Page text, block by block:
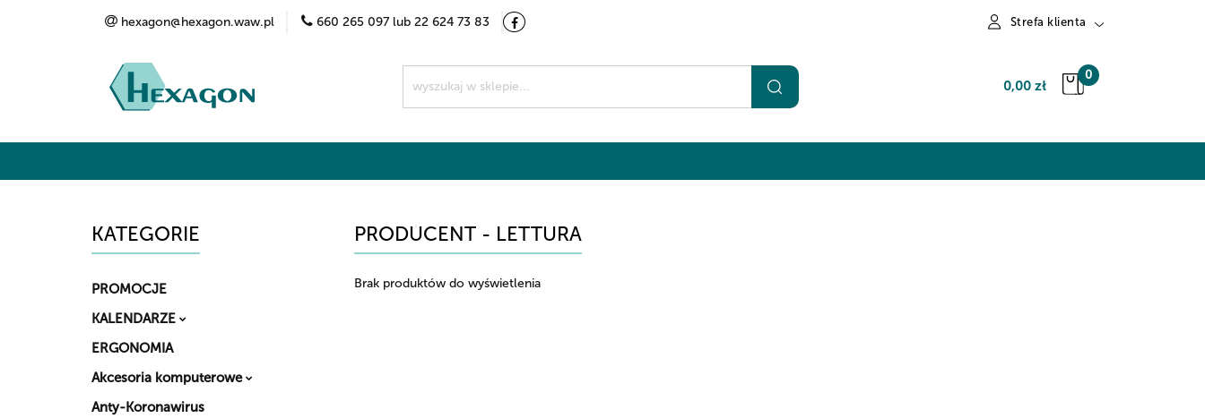
hexagon@hexagon.waw.pl 660 265 097 lub 22 624 73 83 Strefa klienta
Zaloguj się
Zarejestruj się
0,00 zł
0
Kategorie
KATEGORIE
PROMOCJE
KALENDARZE
ERGONOMIA
Akcesoria komputerowe
Anty-Koronawirus
PRODUCENT - LETTURA
Brak produktów do wyświetlenia